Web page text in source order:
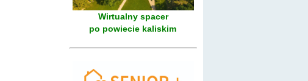
Wirtualny spacer
po powiecie kaliskim